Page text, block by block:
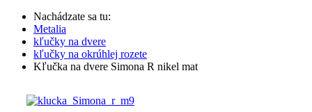
Nachádzate sa tu:
Metalia
kľučky na dvere
kľučky na okrúhlej rozete
Kľučka na dvere Simona R nikel mat